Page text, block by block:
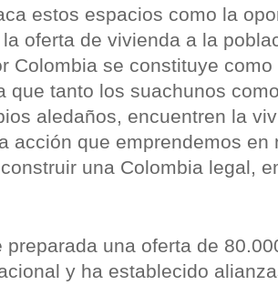
estos espacios como la
oferta de vivienda a la
Colombia se constituye
que tanto los suachunos
aledaños, encuentren la
acción que emprendemos en
una Colombia legal,
preparada una oferta de
y ha establecido